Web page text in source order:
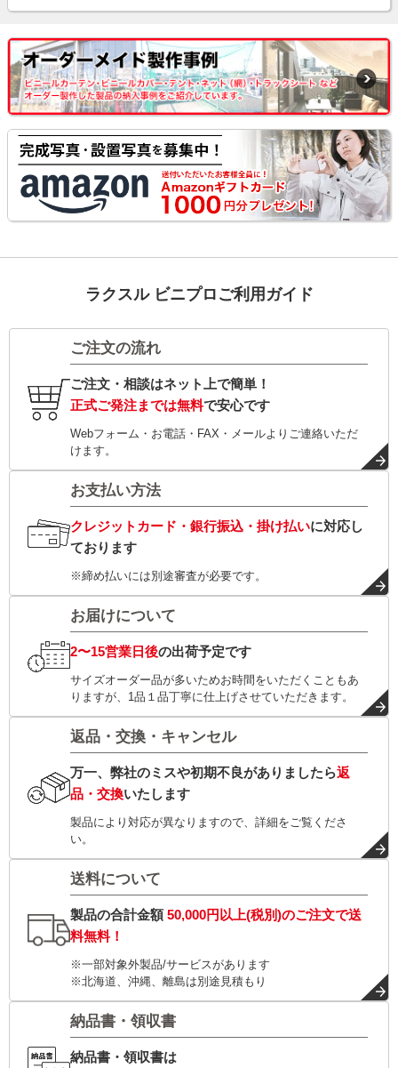
ラクスル ビニプロご利用ガイド
ご注文の流れ
ご注文・相談はネット上で簡単！
正式ご発注までは無料で安心です
Webフォーム・お電話・FAX・メールよりご連絡いただ
けます。
お支払い方法
クレジットカード・銀行振込・掛け払いに対応し
ております
※締め払いには別途審査が必要です。
お届けについて
2〜15営業日後の出荷予定です
サイズオーダー品が多いためお時間をいただくこともあ
りますが、1品１品丁寧に仕上げさせていただきます。
返品・交換・キャンセル
万一、弊社のミスや初期不良がありましたら返
品・交換いたします
製品により対応が異なりますので、詳細をご覧くださ
い。
送料について
製品の合計金額50,000円以上(税別)のご注文で送
料無料！
※一部対象外製品/サービスがあります
※北海道、沖縄、離島は別途見積もり
納品書・領収書
納品書・領収書は